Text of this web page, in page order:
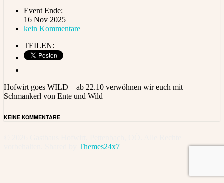
Event Ende:
16 Nov 2025
kein Kommentare
TEILEN:
Hofwirt goes WILD – ab 22.10 verwöhnen wir euch mit
Schmankerl von Ente und Wild
KEINE KOMMENTARE
Themes24x7